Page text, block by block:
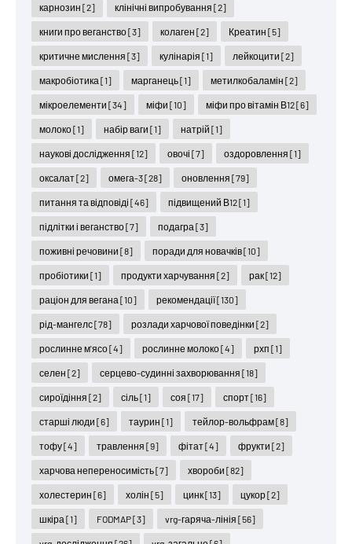
карнозин [2] клінічні випробування [2]
книги про веганство[3] колаген [2] Креатин [5]
критичне мислення [3] кулінарія [1] лейкоцити [2]
макробіотика [1] марганець[1] метилкобаламін [2]
мікроелементи [34] міфи [10] міфи про вітамін В12[6]
молоко[1] набір ваги [1] натрій [1]
наукові дослідження [12] овочі [7] оздоровлення [1]
оксалат[2] омега-3[28] оновлення [79]
питання та відповіді [46] підвищений В12[1]
підлітки і веганство[7] подагра [3]
поживні речовини [8] поради для новачків[10]
пробіотики [1] продукти харчування [2] рак[12]
раціон для вегана [10] рекомендації[130]
рід-мангелс[78] розлади харчової поведінки [2]
рослинне м'ясо[4] рослинне молоко[4] рхп [1]
селен [2] серцево-судинні захворювання [18]
сироїдіння [2] сіль[1] соя [17] спорт[16]
старші люди [6] таурин [1] тейлор-вольфрам[8]
тофу[4] травлення [9] фітат[4] фрукти [2]
харчова непереносимість[7] хвороби [82]
холестерин [6] холін [5] цинк[13] цукор[2]
шкіра [1] FODMAP[3] vrg-гаряча-лінія [56]